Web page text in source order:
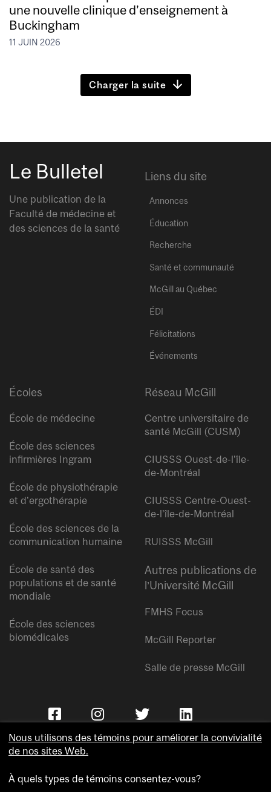
une nouvelle clinique d’enseignement à
Buckingham
11 JUIN 2026
Charger la suite
Le Bulletel
Une publication de la
Faculté de médecine et
des sciences de la santé
Liens du site
Annonces
Éducation
Recherche
Santé et communauté
McGill au Québec
ÉDI
Félicitations
Événements
Écoles
École de médecine
École des sciences
infirmières Ingram
École de physiothérapie
et d’ergothérapie
École des sciences de la
communication humaine
École de santé des
populations et de santé
mondiale
École des sciences
biomédicales
Réseau McGill
Centre universitaire de
santé McGill (CUSM)
CIUSSS Ouest-de-l’île-
de-Montréal
CIUSSS Centre-Ouest-
de-l’île-de-Montréal
RUISSS McGill
Autres publications de
l’Université McGill
FMHS Focus
McGill Reporter
Salle de presse McGill
Nous utilisons des témoins pour améliorer la convivialité
de nos sites Web.
À quels types de témoins consentez-vous?